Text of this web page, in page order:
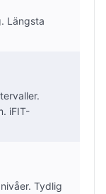
Längsta
iFIT-
Tydlig